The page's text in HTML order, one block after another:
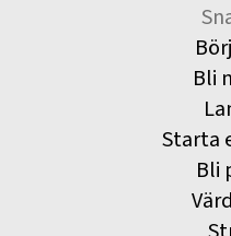
Bli
Starta
Bli